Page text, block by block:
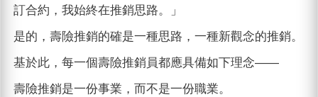
訂合約，我始終在推銷思路。」
是的，壽險推銷的確是一種思路，一種新觀念的推銷。
基於此，每一個壽險推銷員都應具備如下理念——
壽險推銷是一份事業，而不是一份職業。